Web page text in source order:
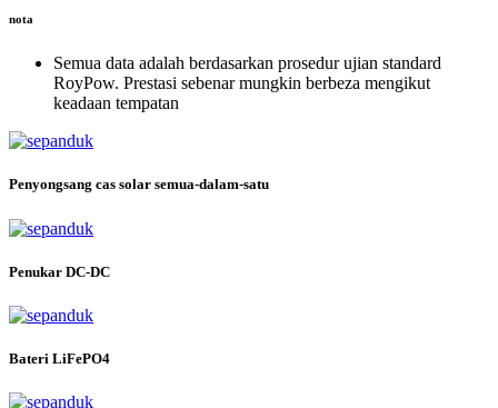
nota
Semua data adalah berdasarkan prosedur ujian standard
RoyPow. Prestasi sebenar mungkin berbeza mengikut
keadaan tempatan
Penyongsang cas solar semua-dalam-satu
Penukar DC-DC
Bateri LiFePO4